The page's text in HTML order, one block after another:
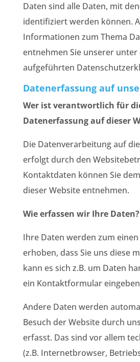
Daten sind alle Daten, mit
identifiziert werden können.
Informationen zum Thema
entnehmen Sie unserer unter
aufgeführten
Datenerfassung auf
Wer ist verantwortlich für
Datenerfassung auf dieser
Die Datenverarbeitung auf
erfolgt durch den
Kontaktdaten können Sie
dieser Website entnehmen.
Wie erfassen wir Ihre Daten?
Ihre Daten werden zum
erhoben, dass Sie uns diese
kann es sich z.B. um Daten
ein Kontaktformular
Andere Daten werden
Besuch der Website durch
erfasst. Das sind vor allem
(z.B. Internetbrowser,